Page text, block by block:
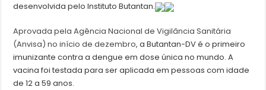
desenvolvida pelo Instituto Butantan.
Aprovada pela Agência Nacional de Vigilância Sanitária
(Anvisa) no início de dezembro, a Butantan-DV é o primeiro
imunizante contra a dengue em dose única no mundo. A
vacina foi testada para ser aplicada em pessoas com idade
de 12 a 59 anos.